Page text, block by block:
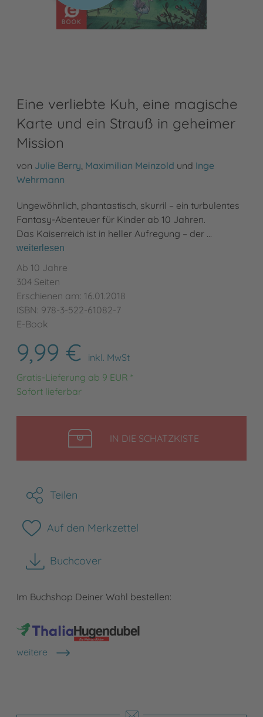
Eine verliebte Kuh, eine magische
Karte und ein Strauß in geheimer
Mission
von Julie Berry, Maximilian Meinzold und Inge
Wehrmann
Ungewöhnlich, phantastisch, skurril – ein turbulentes
Fantasy-Abenteuer für Kinder ab 10 Jahren.
Das Kaiserreich ist in heller Aufregung – der …
weiterlesen
Ab 10 Jahre
304 Seiten
Erschienen am: 16.01.2018
ISBN: 978-3-522-61082-7
E-Book
9,99 €
inkl. MwSt
Gratis-Lieferung ab 9 EUR *
Sofort lieferbar
IN DIE SCHATZKISTELEGEN
Teilen
Auf den Merkzettel
Buchcover
herunterladen
Im Buchshop Deiner Wahl bestellen:
weitere
Shops anzeigen